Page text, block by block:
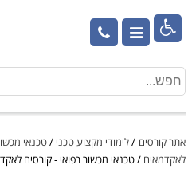

אתר קורסים /לימודי מקצוע טכני /טכנאי
לאקדמאים /טכנאי מכשור רפואי - קורסים